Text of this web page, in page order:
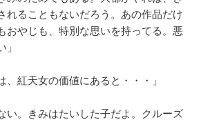
れることもないだろう。あの作品だけ
おやじも、特別な思いを持ってる。悪
、紅天女の価値にあると・・・」
い。きみはたいした子だよ。クルーズ